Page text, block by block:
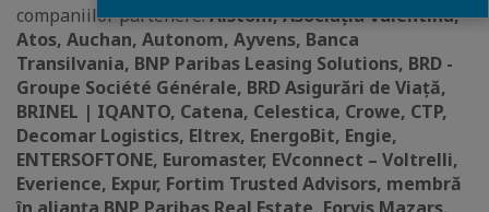
companiilor partenere:Alstom, Asociația Valentina,
Atos, Auchan, Autonom, Ayvens, Banca
Transilvania, BNP Paribas Leasing Solutions, BRD -
Groupe Société Générale, BRD Asigurări de Viaţă,
BRINEL | IQANTO, Catena, Celestica, Crowe, CTP,
Decomar Logistics, Eltrex, EnergoBit, Engie,
ENTERSOFTONE, Euromaster, EVconnect – Voltrelli,
Everience, Expur, Fortim Trusted Advisors, membră